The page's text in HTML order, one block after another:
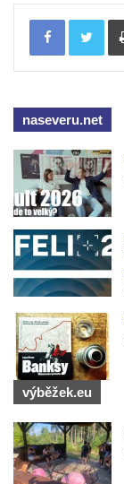
naseveru.net
výběžek.eu